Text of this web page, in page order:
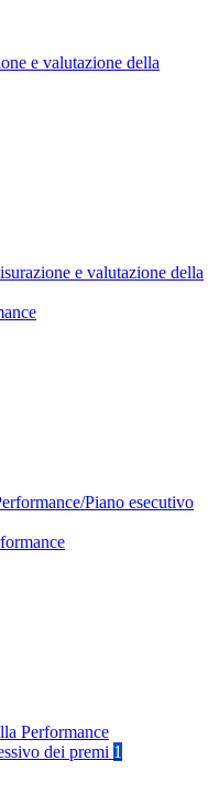
e valutazione della
e valutazione della
Piano esecutivo
Performance
dei premi 1